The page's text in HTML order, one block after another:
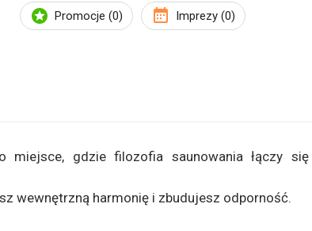
Promocje (0) Imprezy (0)
miejsce, gdzie filozofia saunowania łączy
wewnętrzną harmonię i zbudujesz odporność.